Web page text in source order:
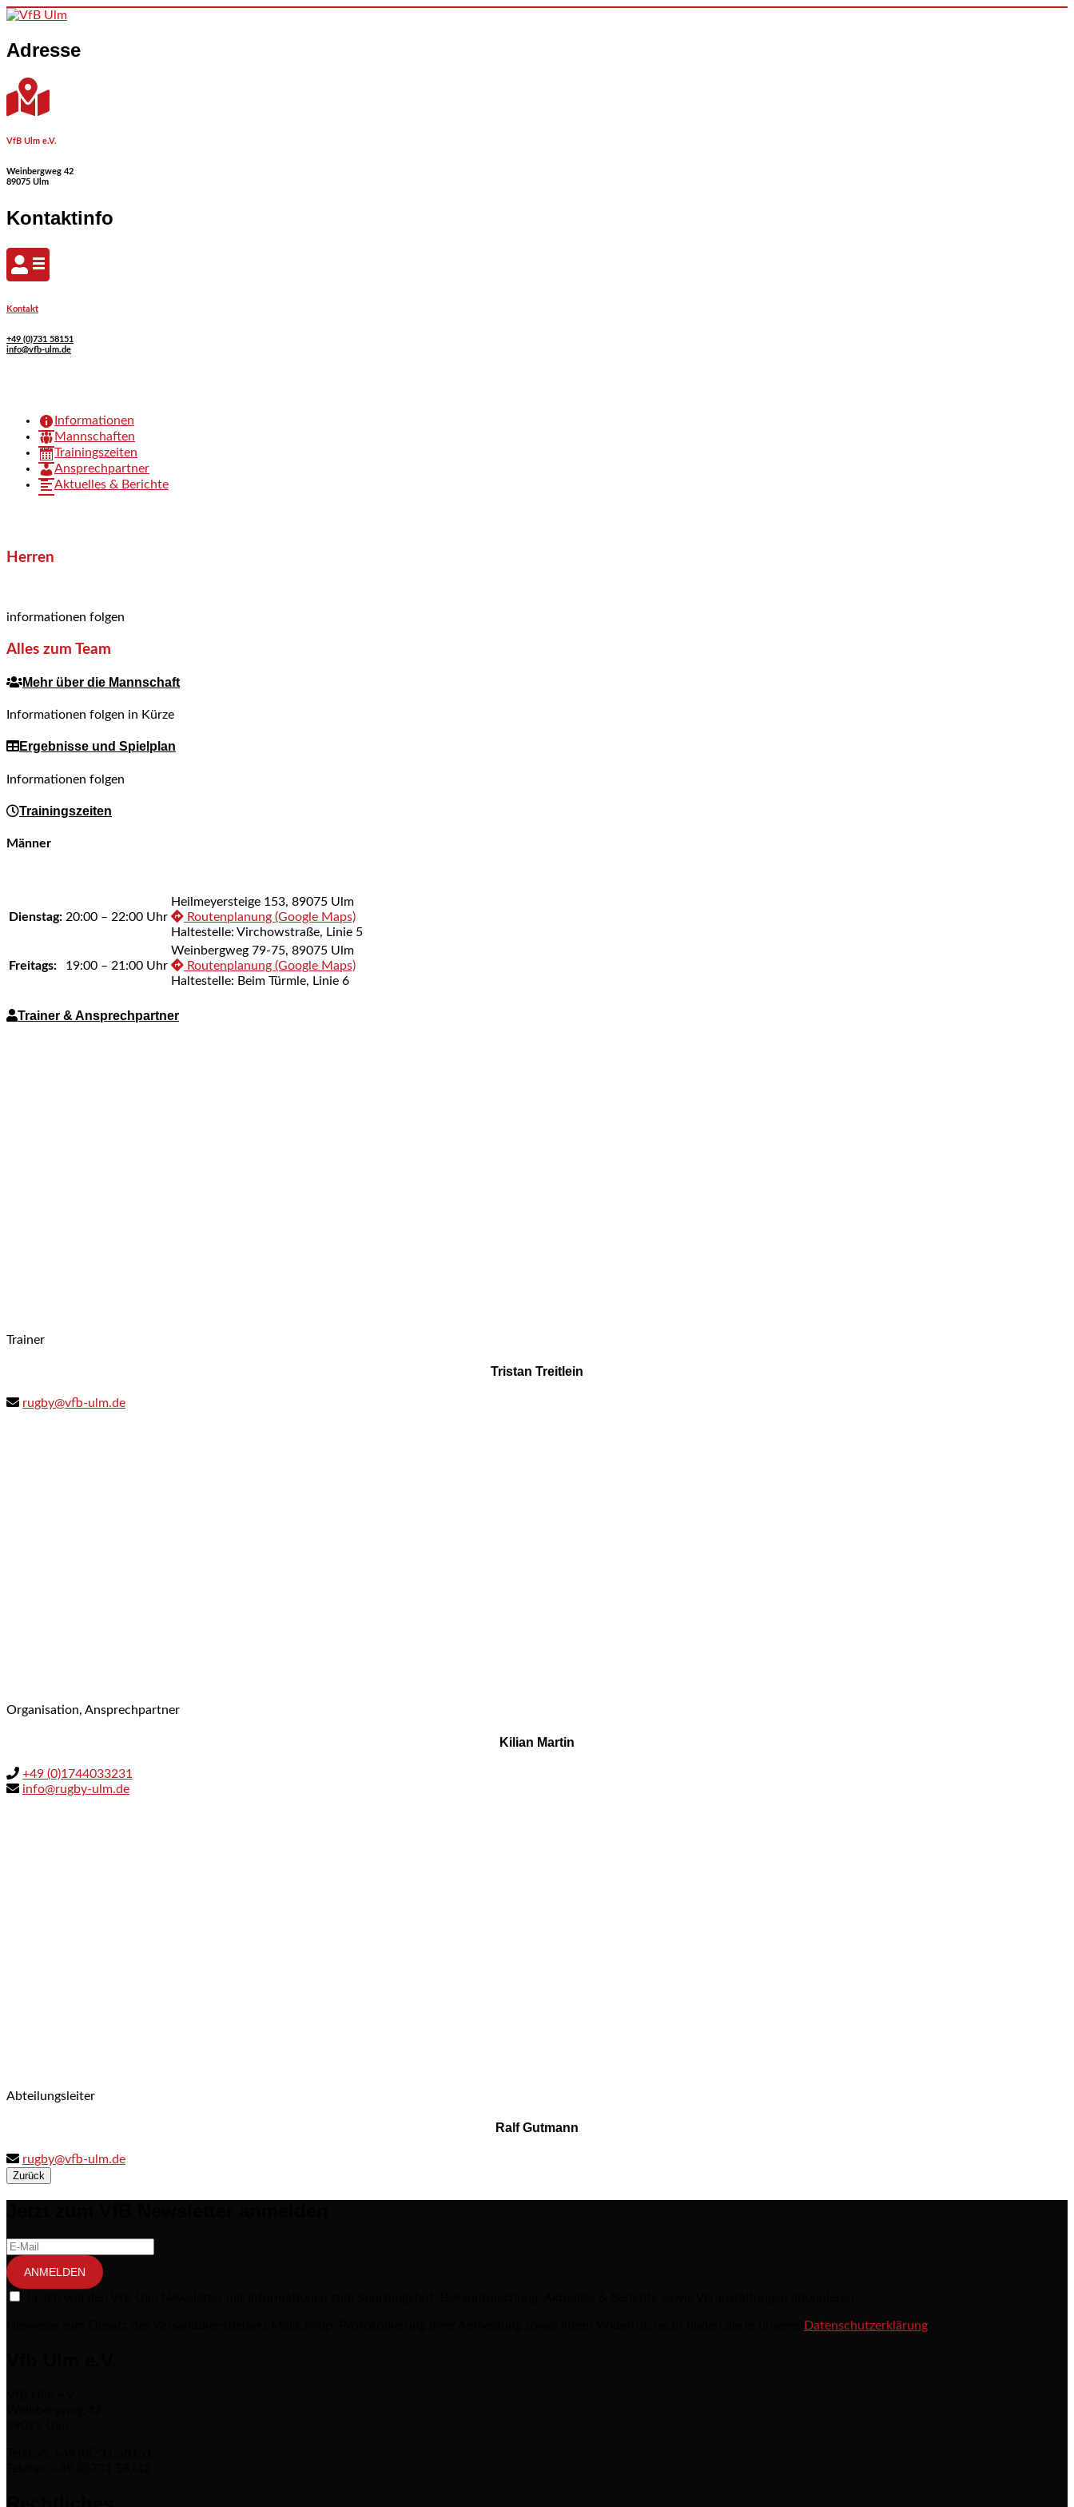
Skip to content
Adresse
VfB Ulm e.V.
Weinbergweg 42
89075 Ulm
Kontaktinfo
Kontakt
+49 (0)731 58151
info@vfb-ulm.de
Informationen
Mannschaften
Trainingszeiten
Ansprechpartner
Aktuelles & Berichte
Herren
informationen folgen
Alles zum Team
Mehr über die Mannschaft
Informationen folgen in Kürze
Ergebnisse und Spielplan
Informationen folgen
Trainingszeiten
Männer
Dienstag: 20:00 – 22:00 Uhr
Heilmeyersteige 153, 89075 Ulm
Routenplanung (Google Maps)
Haltestelle: Virchowstraße, Linie 5
Freitags: 19:00 – 21:00 Uhr
Weinbergweg 79-75, 89075 Ulm
Routenplanung (Google Maps)
Haltestelle: Beim Türmle, Linie 6
Trainer & Ansprechpartner
Trainer
Tristan Treitlein
rugby@vfb-ulm.de
Organisation, Ansprechpartner
Kilian Martin
+49 (0)1744033231
info@rugby-ulm.de
Abteilungsleiter
Ralf Gutmann
rugby@vfb-ulm.de
Zurück
ANMELDEN
Datenschutzerklärung